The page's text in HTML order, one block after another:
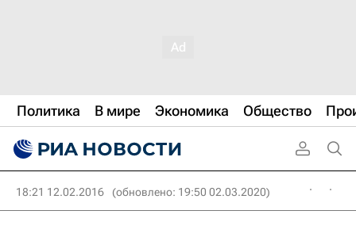
Политика В мире Экономика Общество
18:21 12.02.2016 (обновлено: 19:50 02.03.2020)